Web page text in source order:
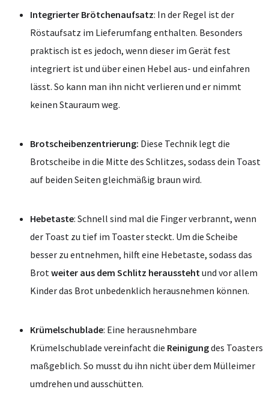
Integrierter Brötchenaufsatz: In der Regel ist der
Röstaufsatz im Lieferumfang enthalten. Besonders
praktisch ist es jedoch, wenn dieser im Gerät fest
integriert ist und über einen Hebel aus- und einfahren
lässt. So kann man ihn nicht verlieren und er nimmt
keinen Stauraum weg.
Brotscheibenzentrierung: Diese Technik legt die
Brotscheibe in die Mitte des Schlitzes, sodass dein Toast
auf beiden Seiten gleichmäßig braun wird.
Hebetaste: Schnell sind mal die Finger verbrannt, wenn
der Toast zu tief im Toaster steckt. Um die Scheibe
besser zu entnehmen, hilft eine Hebetaste, sodass das
Brotweiter aus dem Schlitz herausstehtund vor allem
Kinder das Brot unbedenklich herausnehmen können.
Krümelschublade: Eine herausnehmbare
Krümelschublade vereinfacht die Reinigungdes Toasters
maßgeblich. So musst du ihn nicht über dem Mülleimer
umdrehen und ausschütten.